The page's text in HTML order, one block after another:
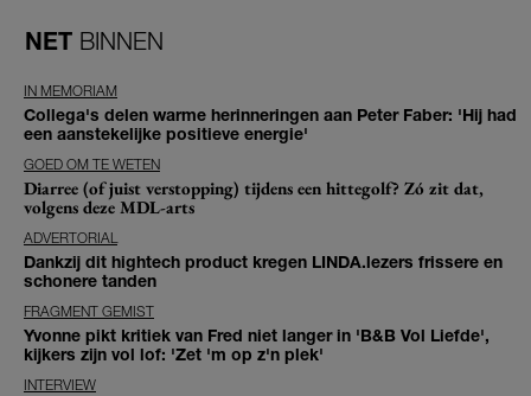
NET BINNEN
IN MEMORIAM
Collega's delen warme herinneringen aan Peter Faber: 'Hij had
een aanstekelijke positieve energie'
GOED OM TE WETEN
Diarree (of juist verstopping) tijdens een hittegolf? Zó zit dat,
volgens deze MDL-arts
ADVERTORIAL
Dankzij dit hightech product kregen LINDA.lezers frissere en
schonere tanden
FRAGMENT GEMIST
Yvonne pikt kritiek van Fred niet langer in 'B&B Vol Liefde',
kijkers zijn vol lof: 'Zet 'm op z'n plek'
INTERVIEW